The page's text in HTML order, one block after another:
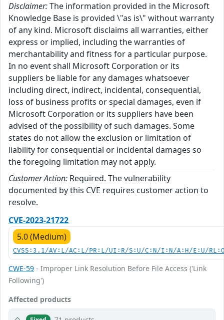
Disclaimer:The information provided in the Microsoft
Knowledge Base is provided \"as is\" without warranty
of any kind. Microsoft disclaims all warranties, either
express or implied, including the warranties of
merchantability and fitness for a particular purpose.
In no event shall Microsoft Corporation or its
suppliers be liable for any damages whatsoever
including direct, indirect, incidental, consequential,
loss of business profits or special damages, even if
Microsoft Corporation or its suppliers have been
advised of the possibility of such damages. Some
states do not allow the exclusion or limitation of
liability for consequential or incidental damages so
the foregoing limitation may not apply.
Customer Action: Required. The vulnerability
documented by this CVE requires customer action to
resolve.
CVE-2023-21722
5.0 (Medium)
CVSS:3.1/AV:L/AC:L/PR:L/UI:R/S:U/C:N/I:N/A:H/E:U/
CWE-59 - Improper Link Resolution Before File Access ('Link
Following')
Affected products